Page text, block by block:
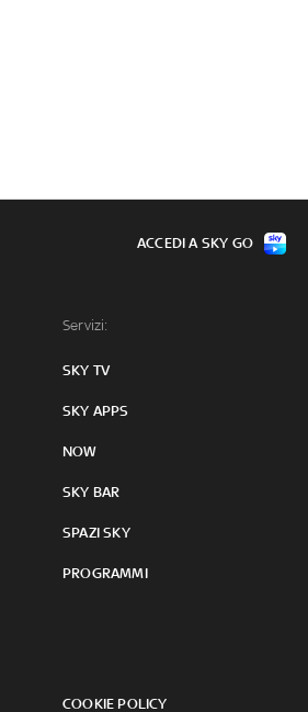
Servizi:
SKY TV
SKY APPS
NOW
SKY BAR
SPAZI SKY
PROGRAMMI
COOKIE POLICY
ACCEDI A SKY GO